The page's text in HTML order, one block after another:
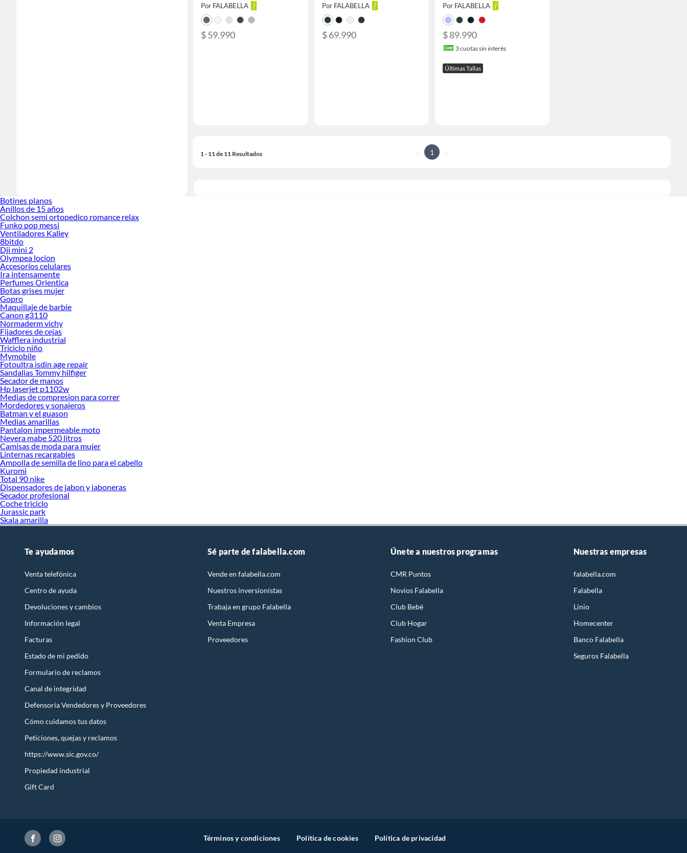
Por FALABELLA
$ 59.990
Por FALABELLA
$ 69.990
Por FALABELLA
$ 89.990
3cuotas sin interés
Últimas Tallas
1 - 11 de 11 Resultados 1
Botines planos
Anillos de 15 años
Colchon semi ortopedico romance relax
Funko pop messi
Ventiladores Kalley
8bitdo
Dji mini 2
Olympea locion
Accesorios celulares
Ira intensamente
Perfumes Orientica
Botas grises mujer
Gopro
Maquillaje de barbie
Canon g3110
Normaderm vichy
Fijadores de cejas
Wafflera industrial
Triciclo niño
Mymobile
Fotoultra isdin age repair
Sandalias Tommy hilfiger
Secador de manos
Hp laserjet p1102w
Medias de compresion para correr
Mordedores y sonajeros
Batman y el guason
Medias amarillas
Pantalon impermeable moto
Nevera mabe 520 litros
Camisas de moda para mujer
Linternas recargables
Ampolla de semilla de lino para el cabello
Kuromi
Total 90 nike
Dispensadores de jabon y jaboneras
Secador profesional
Coche triciclo
Jurassic park
Skala amarilla
Te ayudamos
Venta telefónica
Centro de ayuda
Devoluciones y cambios
Información legal
Facturas
Estado de mi pedido
Formulario de reclamos
Canal de integridad
Defensoría Vendedores y Proveedores
Cómo cuidamos tus datos
Peticiones, quejas y reclamos
https://www.sic.gov.co/
Propiedad industrial
Gift Card
Sé parte de falabella.com
Vende en falabella.com
Nuestros inversionistas
Trabaja en grupo Falabella
Venta Empresa
Proveedores
Únete a nuestros programas
CMR Puntos
Novios Falabella
Club Bebé
Club Hogar
Fashion Club
Nuestras empresas
falabella.com
Falabella
Linio
Homecenter
Banco Falabella
Seguros Falabella
Términos y condiciones Política de cookies Política de privacidad